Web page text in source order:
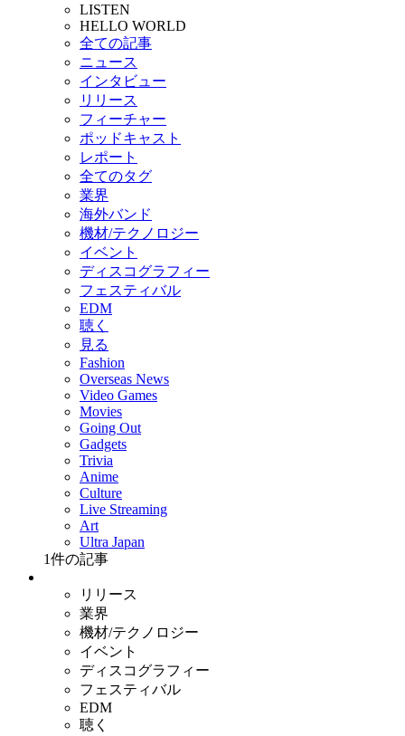
LISTEN
HELLO WORLD
全ての記事
ニュース
インタビュー
リリース
フィーチャー
ポッドキャスト
レポート
全てのタグ
業界
海外バンド
機材/テクノロジー
イベント
ディスコグラフィー
フェスティバル
EDM
聴く
見る
Fashion
Overseas News
Video Games
Movies
Going Out
Gadgets
Trivia
Anime
Culture
Live Streaming
Art
Ultra Japan
1件の記事
リリース
業界
機材/テクノロジー
イベント
ディスコグラフィー
フェスティバル
EDM
聴く